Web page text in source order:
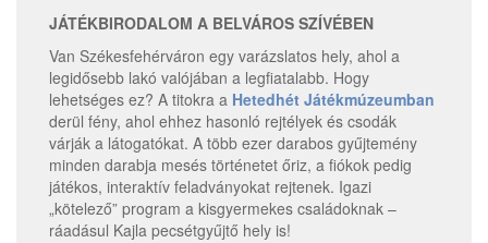
JÁTÉKBIRODALOM A BELVÁROS SZÍVÉBEN
Van Székesfehérváron egy varázslatos hely, ahol a
legidősebb lakó valójában a legfiatalabb. Hogy
lehetséges ez? A titokra a Hetedhét Játékmúzeumban
derül fény, ahol ehhez hasonló rejtélyek és csodák
várják a látogatókat. A több ezer darabos gyűjtemény
minden darabja mesés történetet őriz, a fiókok pedig
játékos, interaktív feladványokat rejtenek. Igazi
„kötelező” program a kisgyermekes családoknak –
ráadásul Kajla pecsétgyűjtő hely is!